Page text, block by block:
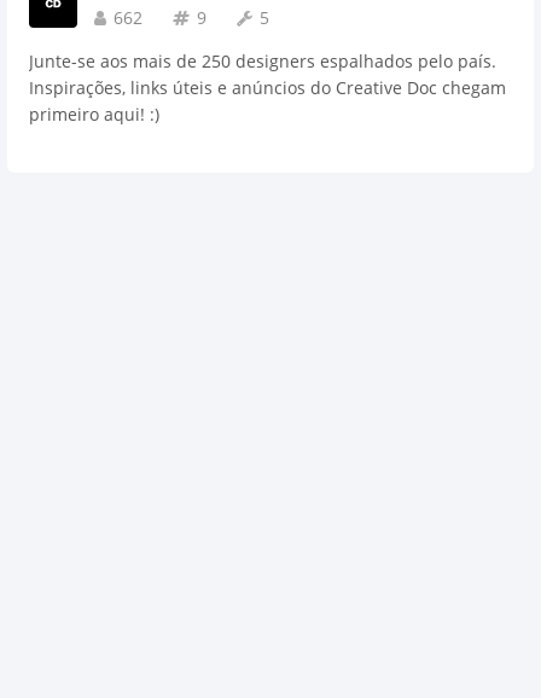
662
9
5
Junte-se aos mais de 250 designers espalhados pelo país.
Inspirações, links úteis e anúncios do Creative Doc chegam
primeiro aqui! :)